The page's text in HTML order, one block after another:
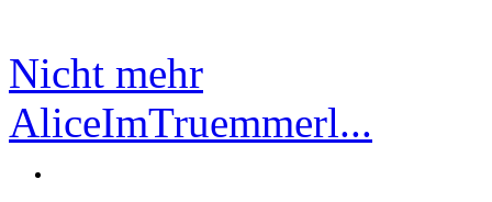
Nicht mehr
AliceImTruemmerl...